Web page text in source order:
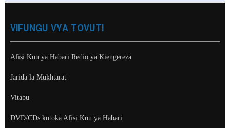
VIFUNGU VYA TOVUTI
Afisi Kuu ya Habari Redio ya Kiengereza
Jarida la Mukhtarat
Vitabu
DVD/CDs kutoka Afisi Kuu ya Habari